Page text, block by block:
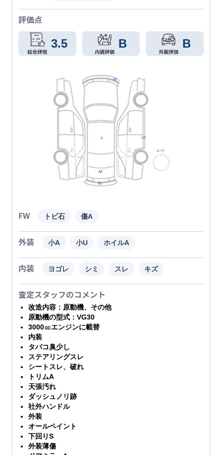
評価点
3.5 B B
FW トビ石 傷A
外装 小A 小U ホイルA
内装 ヨゴレ シミ スレ キズ
査定スタッフのコメント
改造内容：原動機、その他
原動機の型式：VG30
3000㏄エンジンに載替
内装
タバコ臭少し
ステアリングスレ
シートスレ、破れ
トリムA
天張汚れ
ダッシュノリ跡
社外ハンドル
外装
オールペイント
下回りS
外装薄傷